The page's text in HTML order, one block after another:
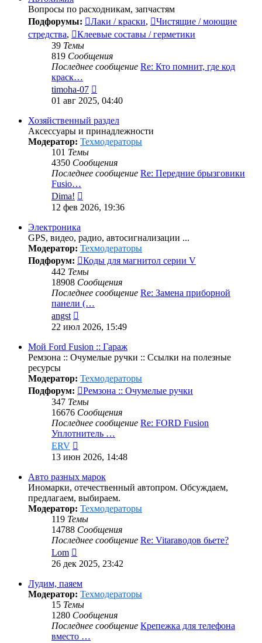
Вопросы по расходникам, запчастям
Подфорумы:
Лаки / краски,
Чистящие / моющие
стредства,
Клеевые составы / герметики
39 Темы
819 Сообщения
Последнее сообщение Re: Кто помнит, где код
краск…
timoha-07
сообщению
01 авг 2025, 04:40
Хозяйственный раздел
Аксессуары и принадлежности
Модератор: Техмодераторы
101 Темы
4350 Сообщения
Последнее сообщение Re: Передние брызговики
Fusio…
Dima!
к
12 фев 2026, 19:36
Электроника
GPS, видео, радио, автосигнализации ...
Модератор: Техмодераторы
Подфорум:
Коды для магнитол серии V
442 Темы
18908 Сообщения
Последнее сообщение Re: Замена приборной
панели (…
angst
к
сообщению
22 июл 2026, 15:49
Мой Ford Fusion :: Гараж
Ремзона :: Очумелые ручки :: Ссылки на полезные
ресурсы
Модератор: Техмодераторы
Подфорум:
Ремзона :: Очумелые ручки
347 Темы
16676 Сообщения
Последнее сообщение Re: FORD Fusion
Уплотнитель …
ERV
к
сообщению
13 июн 2026, 14:48
Авто разных марок
Иномарки, отечественный автопром. Обсуждаем,
предлагаем, выбираем.
Модератор: Техмодераторы
119 Темы
14788 Сообщения
Последнее сообщение Re: Vitaraводов бьете?
Lom
к
сообщению
26 дек 2025, 23:42
Лудим, паяем
Модератор: Техмодераторы
15 Темы
1280 Сообщения
Последнее сообщение Крепежка для телефона
вместо …